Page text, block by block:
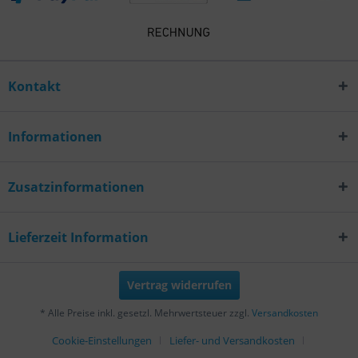
Kontakt
Informationen
Zusatzinformationen
Lieferzeit Information
Vertrag widerrufen
* Alle Preise inkl. gesetzl. Mehrwertsteuer zzgl. Versandkosten
Cookie-Einstellungen Liefer- und Versandkosten